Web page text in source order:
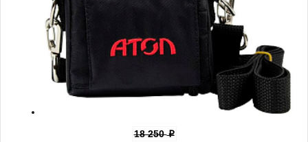
18 250p